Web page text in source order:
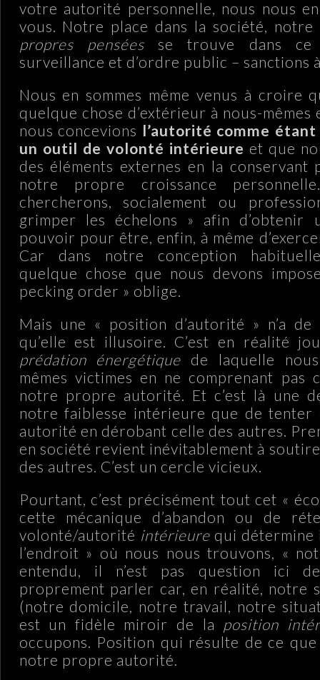
votre autorité personnelle, nous nous
vous. Notre place dans la société,
propres penséesse trouve dans ce
surveillance et d’ordre public – sanctions
Nous en sommes même venus à croire
quelque chose d’extérieur à nous-
nous concevions l’autorité comme
un outil de volonté intérieure et que
des éléments externes en la conservant
notre propre croissance
chercherons, socialement ou
grimper les échelons » afin d’obtenir
pouvoir pour être, enfin, à même
Car dans notre conception
quelque chose que nous devons
pecking order » oblige.
Mais une « position d’autorité » n’a
qu’elle est illusoire. C’est en réalité
prédation énergétique de laquelle
mêmes victimes en ne comprenant pas
notre propre autorité. Et c’est là une
notre faiblesse intérieure que de tenter
autorité en dérobant celle des autres.
en société revient inévitablement à
des autres. C’est un cercle vicieux.
Pourtant, c’est précisément tout cet «
cette mécanique d’abandon ou de
volonté/autorité intérieurequi détermine
l’endroit » où nous nous trouvons, «
entendu, il n’est pas question ici
proprement parler car, en réalité, notre
(notre domicile, notre travail, notre
est un fidèle miroir de la position
occupons. Position qui résulte de ce
notre propre autorité.